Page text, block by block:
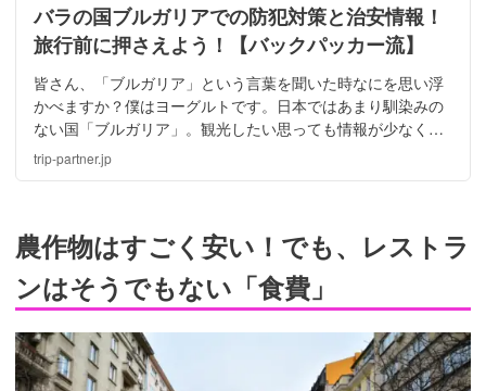
バラの国ブルガリアでの防犯対策と治安情報！
旅行前に押さえよう！【バックパッカー流】
皆さん、「ブルガリア」という言葉を聞いた時なにを思い浮
かべますか？僕はヨーグルトです。日本ではあまり馴染みの
ない国「ブルガリア」。観光したい思っても情報が少なく治
安など不安なことがありますよね。今回は、ブルガリアで注
意すべきことと治安情報をお届け！
trip-partner.jp
農作物はすごく安い！でも、レストラ
ンはそうでもない「食費」